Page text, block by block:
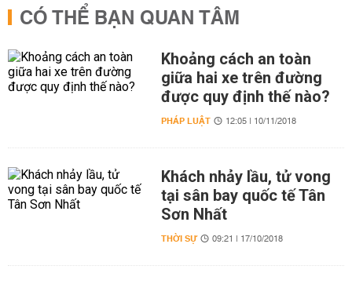
CÓ THỂ BẠN QUAN TÂM
Khoảng cách an toàn
giữa hai xe trên đường
được quy định thế nào?
PHÁP LUẬT 12:05 | 10/11/2018
Khách nhảy lầu, tử vong
tại sân bay quốc tế Tân
Sơn Nhất
THỜI SỰ 09:21 | 17/10/2018